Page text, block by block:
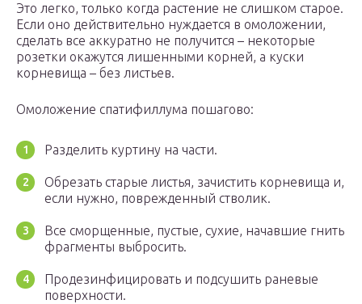
Это легко, только когда растение не слишком старое.
Если оно действительно нуждается в омоложении,
сделать все аккуратно не получится – некоторые
розетки окажутся лишенными корней, а куски
корневища – без листьев.
Омоложение спатифиллума пошагово:
Разделить куртину на части.
Обрезать старые листья, зачистить корневища и,
если нужно, поврежденный стволик.
Все сморщенные, пустые, сухие, начавшие гнить
фрагменты выбросить.
Продезинфицировать и подсушить раневые
поверхности.